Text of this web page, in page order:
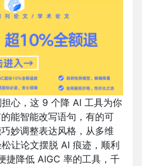
心，这 9 个降 AI 工具为你
能智能改写语句，有的可
妙调整表达风格，从多维
让论文摆脱 AI 痕迹，顺利
捷降低 AIGC 率的工具，千